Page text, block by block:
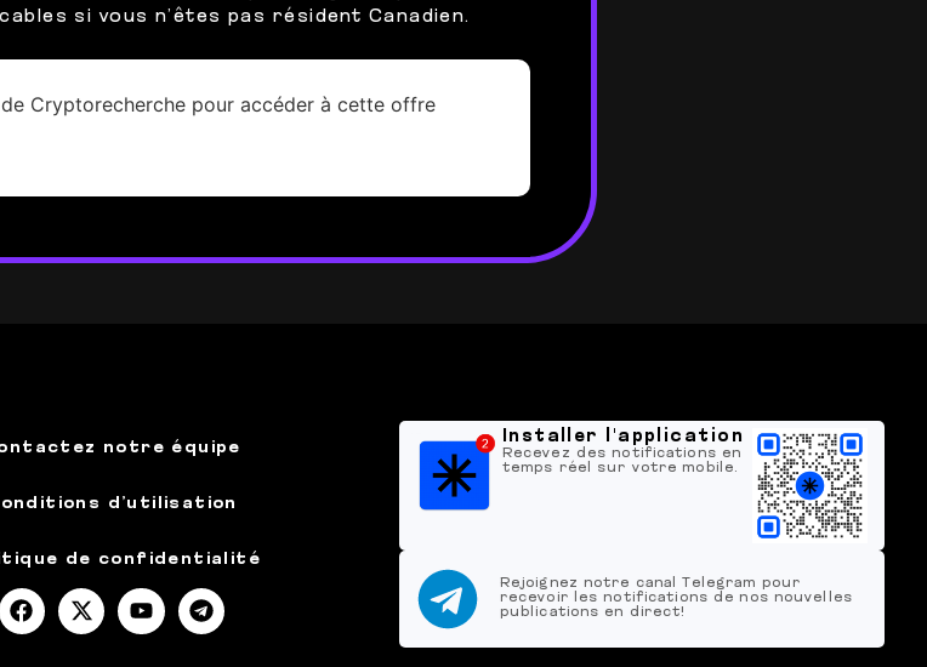
si vous n’êtes pas résident Canadien.
Cryptorecherche pour accéder à cette offre
notre équipe
d’utilisation
de confidentialité
Installer l'application
Recevez des notifications en
temps réel sur votre mobile.
Rejoignez notre canal Telegram pour
recevoir les notifications de nos nouvelles
publications en direct!